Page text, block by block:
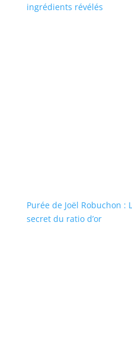
ingrédients révélés
Purée de Joël Robuchon :
secret du ratio d’or